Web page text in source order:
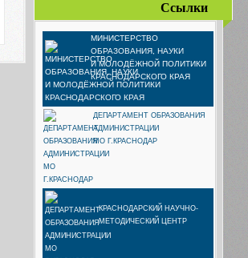
Ссылки
МИНИСТЕРСТВО
ОБРАЗОВАНИЯ, НАУКИ
И МОЛОДЁЖНОЙ ПОЛИТИКИ
КРАСНОДАРСКОГО КРАЯ
ДЕПАРТАМЕНТ ОБРАЗОВАНИЯ
АДМИНИСТРАЦИИ
МО Г.КРАСНОДАР
КРАСНОДАРСКИЙ НАУЧНО-
МЕТОДИЧЕСКИЙ ЦЕНТР